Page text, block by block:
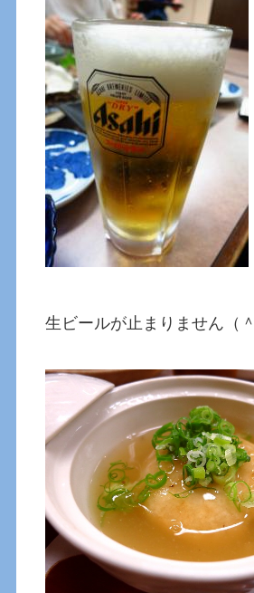
生ビールが止まりません（